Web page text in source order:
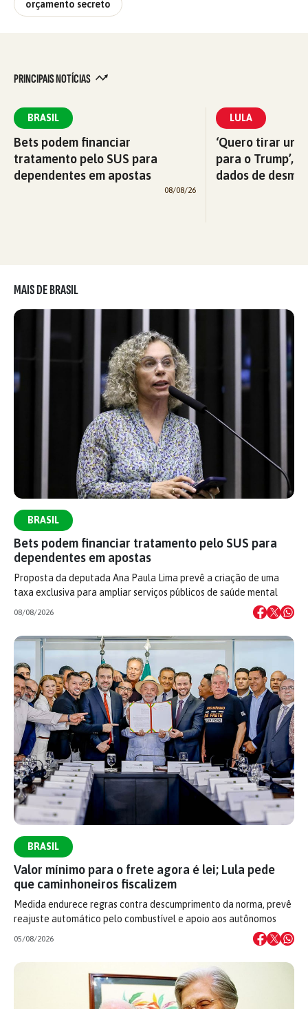
orçamento secreto
PRINCIPAIS NOTÍCIAS
BRASIL
Bets podem financiar
tratamento pelo SUS para
dependentes em apostas
08/08/26
LULA
‘Quero tirar
para o Trump’,
dados de
MAIS DE BRASIL
BRASIL
Bets podem financiar tratamento pelo SUS para
dependentes em apostas
Proposta da deputada Ana Paula Lima prevê a criação de uma
taxa exclusiva para ampliar serviços públicos de saúde mental
08/08/2026
BRASIL
Valor mínimo para o frete agora é lei; Lula pede
que caminhoneiros fiscalizem
Medida endurece regras contra descumprimento da norma, prevê
reajuste automático pelo combustível e apoio aos autônomos
05/08/2026